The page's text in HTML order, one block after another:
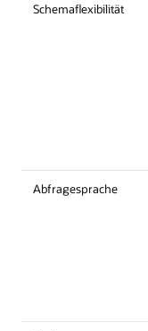
Schemaflexibilität
Abfragesprache